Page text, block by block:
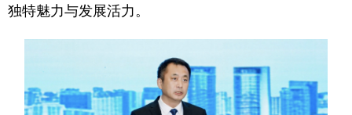
福建
山东 河南 湖北 湖南
独特魅力与发展活力。